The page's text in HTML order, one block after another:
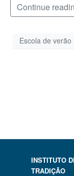
Continue
Escola de verão
INSTITUTO
TRADIÇÃO